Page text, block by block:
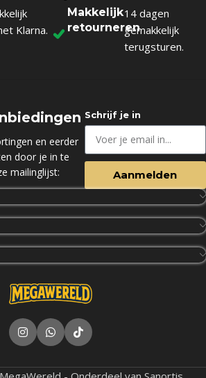
Klarna.
Makkelijk
retourneren
14 dagen
gemakkelijk
terugsturen.
en eerder
door je in te
mailinglijst:
Schrijf je in
Aanmelden